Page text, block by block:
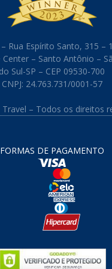
– Rua Espírito Santo, 315 –
Center – Santo Antônio –
do Sul-SP – CEP 09530-700
CNPJ: 24.763.731/0001-57
– Todos os direitos
FORMAS DE PAGAMENTO